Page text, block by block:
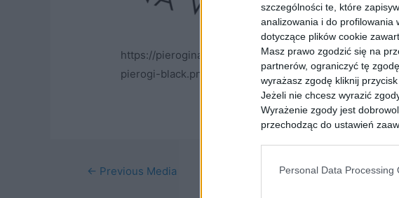
szczególności te, które
analizowania i do profilowania
dotyczące plików cookie
Masz prawo zgodzić się na
partnerów, ograniczyć tę
wyrażasz zgodę kliknij przycisk
Jeżeli nie chcesz wyrazić
Wyrażenie zgody jest
przechodząc do ustawień
przetwarzania danych.
Personal Data Processing
https://pieroginawidelcu.com/wp-content/uploads/
pierogi-black.png
Nawigacja
← Previous Media